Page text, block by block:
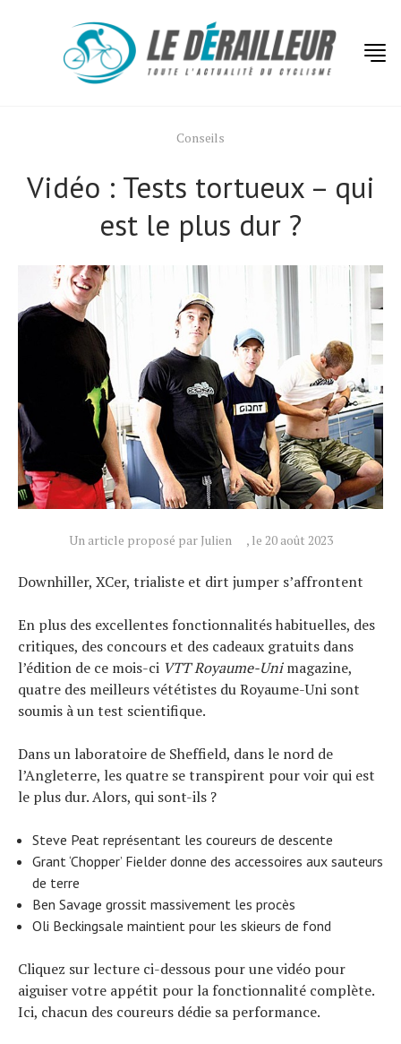
Conseils
Vidéo : Tests tortueux – qui
est le plus dur ?
Un article proposé par Julien , le 20 août 2023
Downhiller, XCer, trialiste et dirt jumper s’affrontent
En plus des excellentes fonctionnalités habituelles, des
critiques, des concours et des cadeaux gratuits dans
l’édition de ce mois-ci VTT Royaume-Unimagazine,
quatre des meilleurs vététistes du Royaume-Uni sont
soumis à un test scientifique.
Dans un laboratoire de Sheffield, dans le nord de
l’Angleterre, les quatre se transpirent pour voir qui est
le plus dur. Alors, qui sont-ils ?
Steve Peat représentant les coureurs de descente
Grant ‘Chopper’ Fielder donne des accessoires aux sauteurs
de terre
Ben Savage grossit massivement les procès
Oli Beckingsale maintient pour les skieurs de fond
Cliquez sur lecture ci-dessous pour une vidéo pour
aiguiser votre appétit pour la fonctionnalité complète.
Ici, chacun des coureurs dédie sa performance.
Actualités
Technologies
Tests de produits
Tous nos articles